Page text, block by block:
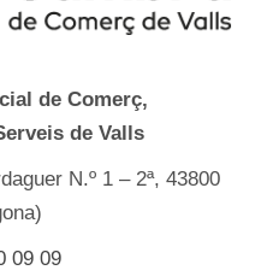
de Comerç,
de Valls
N.º 1 – 2ª, 43800
09 09